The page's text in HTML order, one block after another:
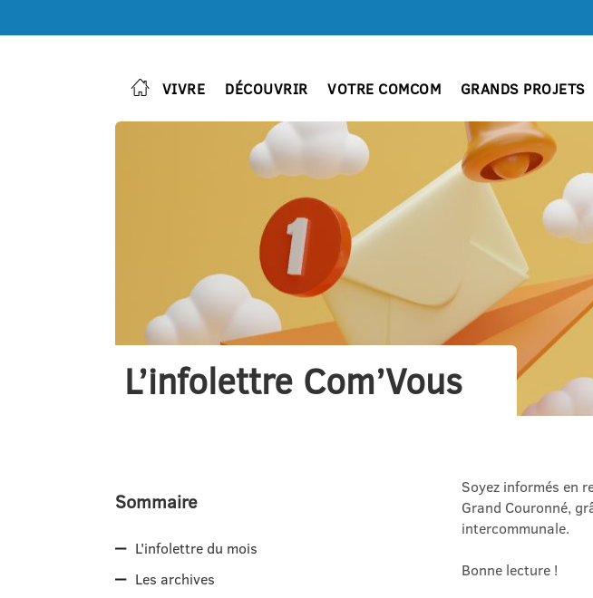
VIVRE DÉCOUVRIR VOTRE COMCOM GRANDS PROJETS
L’infolettre Com’Vous
Sommaire
L'infolettre du mois
Les archives
Soyez informés en
Grand Couronné,
intercommunale.
Bonne lecture !